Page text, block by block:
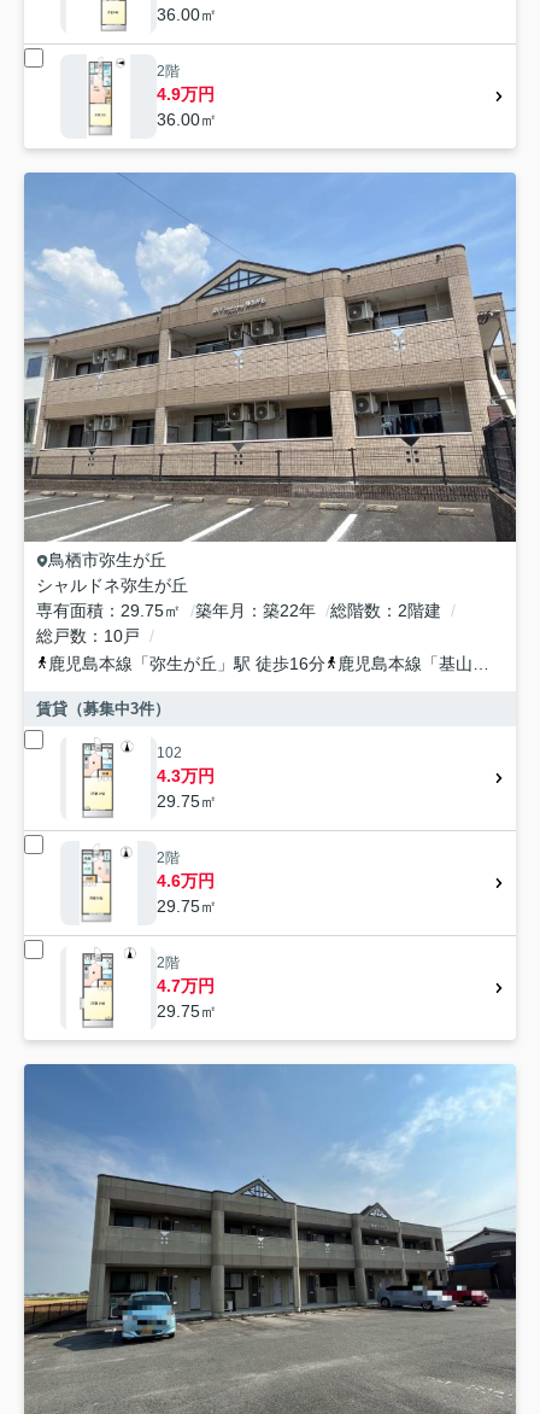
36.00㎡
2階
4.9万円
36.00㎡
鳥栖市弥生が丘
シャルドネ弥生が丘
専有面積
29.75㎡ 築年月 築22年 総階数
2階建
総戸数
10戸
鹿児島本線 「弥生が丘 」駅 徒歩16分 鹿児島本線 「基山
賃貸（募集中3件）
102
4.3万円
29.75㎡
2階
4.6万円
29.75㎡
2階
4.7万円
29.75㎡